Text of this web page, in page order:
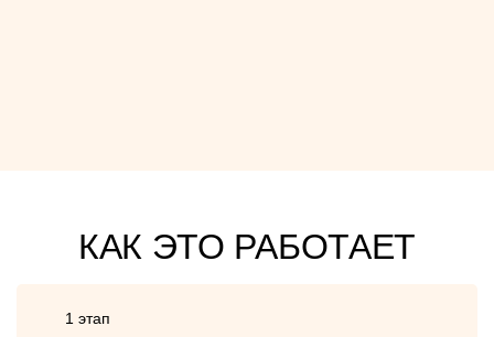
КАК ЭТО РАБОТАЕТ
1 этап